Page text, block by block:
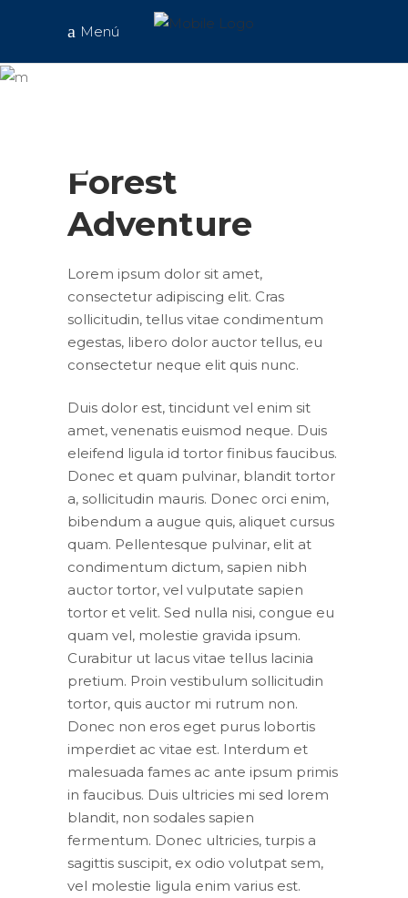
Menú
Forest
Adventure
Lorem ipsum dolor sit amet,
consectetur adipiscing elit. Cras
sollicitudin, tellus vitae condimentum
egestas, libero dolor auctor tellus, eu
consectetur neque elit quis nunc.
Duis dolor est, tincidunt vel enim sit
amet, venenatis euismod neque. Duis
eleifend ligula id tortor finibus faucibus.
Donec et quam pulvinar, blandit tortor
a, sollicitudin mauris. Donec orci enim,
bibendum a augue quis, aliquet cursus
quam. Pellentesque pulvinar, elit at
condimentum dictum, sapien nibh
auctor tortor, vel vulputate sapien
tortor et velit. Sed nulla nisi, congue eu
quam vel, molestie gravida ipsum.
Curabitur ut lacus vitae tellus lacinia
pretium. Proin vestibulum sollicitudin
tortor, quis auctor mi rutrum non.
Donec non eros eget purus lobortis
imperdiet ac vitae est. Interdum et
malesuada fames ac ante ipsum primis
in faucibus. Duis ultricies mi sed lorem
blandit, non sodales sapien
fermentum. Donec ultricies, turpis a
sagittis suscipit, ex odio volutpat sem,
vel molestie ligula enim varius est.